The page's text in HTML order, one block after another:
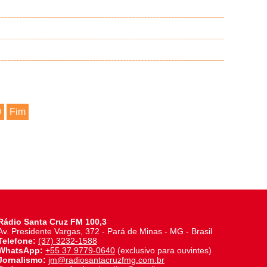
Fim
Santa Cruz FM 100,3
Presidente Vargas, 372 - Pará de Minas - MG - Brasil
(37) 3232-1588
+55 37 9779-0640 (exclusivo para ouvintes)
jm@radiosantacruzfmg.com.br